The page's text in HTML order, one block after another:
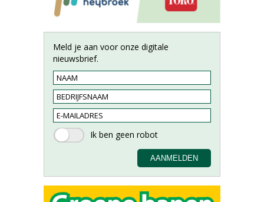
Meld je aan voor onze digitale
nieuwsbrief.